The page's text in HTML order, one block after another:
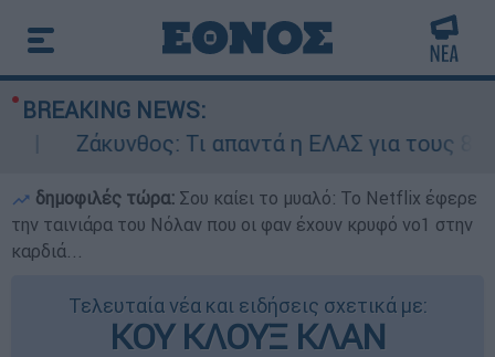
BREAKING NEWS:
Ζάκυνθος: Τι απαντά η ΕΛΑΣ για τους 8
δημοφιλές τώρα: Σου καίει το μυαλό: Το Netflix έφερε
την ταινιάρα του Νόλαν που οι φαν έχουν κρυφό νο1 στην
καρδιά...
Τελευταία νέα και ειδήσεις σχετικά με:
ΚΟΥ ΚΛΟΥΞ ΚΛΑΝ